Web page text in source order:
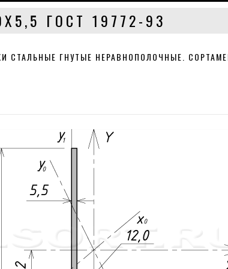
ГОСТ 19772-93
СТАЛЬНЫЕ ГНУТЫЕ НЕРАВНОПОЛОЧНЫЕ.